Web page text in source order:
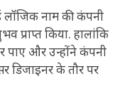
नाम की कंपनी
प्राप्त किया. हालांकि
पाए और उन्होंने कंपनी
डिजाइनर के तौर पर